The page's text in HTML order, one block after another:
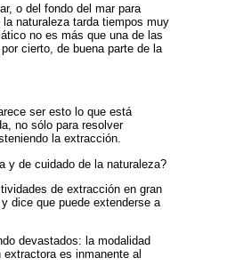
o del fondo del mar para
naturaleza tarda tiempos muy
no es más que una de las
cierto, de buena parte de la
ser esto lo que está
no sólo para resolver
la extracción.
y de cuidado de la naturaleza?
de extracción en gran
dice que puede extenderse a
devastados: la modalidad
extractora es inmanente al